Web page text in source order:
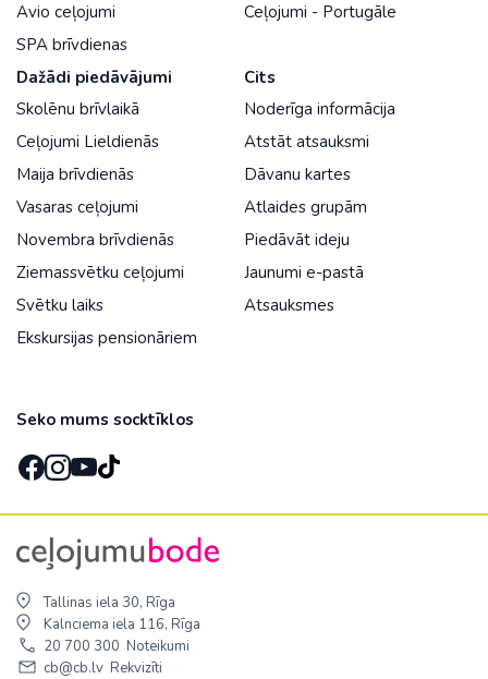
Avio ceļojumi
SPA brīvdienas
Ceļojumi - Portugāle
Dažādi piedāvājumi
Skolēnu brīvlaikā
Ceļojumi Lieldienās
Maija brīvdienās
Vasaras ceļojumi
Novembra brīvdienās
Ziemassvētku ceļojumi
Svētku laiks
Ekskursijas pensionāriem
Cits
Noderīga informācija
Atstāt atsauksmi
Dāvanu kartes
Atlaides grupām
Piedāvāt ideju
Jaunumi e-pastā
Atsauksmes
Seko mums socktīklos
Tallinas iela 30, Rīga
Kalnciema iela 116, Rīga
20 700 300 Noteikumi
cb@cb.lv Rekvizīti